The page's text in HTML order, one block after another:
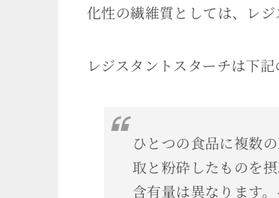
化性の繊維質としては、レ
レジスタントスターチは下記
ひとつの食品に複数
取と粉砕したものを
含有量は異なります